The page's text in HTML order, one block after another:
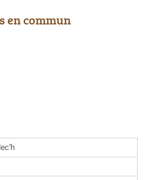
en commun